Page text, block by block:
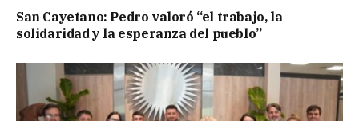
San Cayetano: Pedro valoró “el trabajo, la
solidaridad y la esperanza del pueblo”